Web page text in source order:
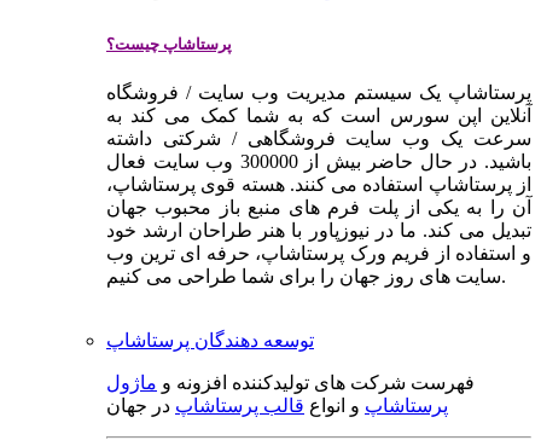
پرستاشاپ چیست؟
پرستاشاپ یک سیستم مدیریت وب سایت / فروشگاه
آنلاین اپن سورس است که به شما کمک می کند به
سرعت یک وب سایت فروشگاهی / شرکتی داشته
باشید. در حال حاضر بیش از 300000 وب سایت فعال
از پرستاشاپ استفاده می کنند. هسته قوی پرستاشاپ،
آن را به یکی از پلت فرم های منبع باز محبوب جهان
تبدیل می کند. ما در نیوزپاور با هنر طراحان ارشد خود
و استفاده از فریم ورک پرستاشاپ، حرفه ای ترین وب
سایت های روز جهان را برای شما طراحی می کنیم.
توسعه دهندگان پرستاشاپ
فهرست شرکت های تولیدکننده افزونه و ماژول
پرستاشاپ و انواع قالب پرستاشاپ در جهان